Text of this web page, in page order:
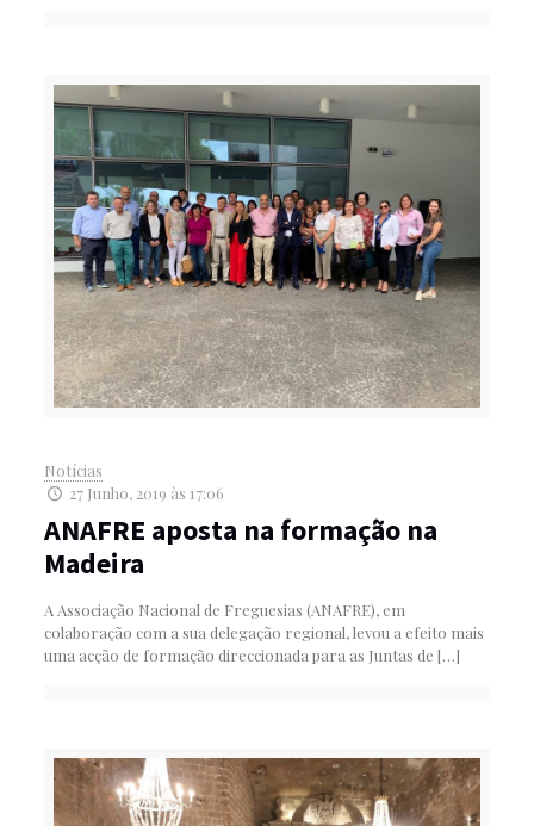
Notícias
27 Junho, 2019 às 17:06
ANAFRE aposta na formação na
Madeira
A Associação Nacional de Freguesias (ANAFRE), em
colaboração com a sua delegação regional, levou a efeito mais
uma acção de formação direccionada para as Juntas de […]